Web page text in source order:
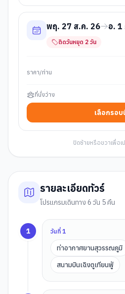
พฤ. 27 ส.ค. 26 อ. 1
ติดวันหยุด 2 วัน
ราคา/ท่าน
ที่นั่งว่าง
เลือกรอบ
ปัดซ้ายหรือขวาเพื่อเ
รายละเอียดทัวร์
โปรแกรมเดินทาง 6 วัน 5 คืน
1 วันที่1
ท่าอากาศยานสุวรรณภูมิ
สนามบินเฉิงตูเทียนฟู่